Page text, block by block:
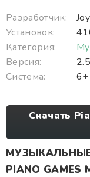
Разработчик:
Установок:
Категория:
Версия:
Система:
6+
Скачать
PIANO GAMES